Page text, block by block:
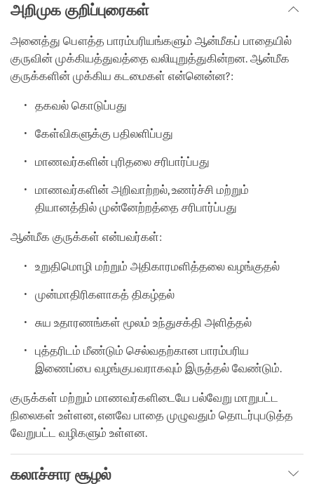
அறிமுக குறிப்புரைகள்
அனைத்து பௌத்த பாரம்பரியங்களும் ஆன்மீகப் பாதையில்
குருவின் முக்கியத்துவத்தை வலியுறுத்துகின்றன. ஆன்மீக
குருக்களின் முக்கிய கடமைகள் என்னென்ன?:
தகவல் கொடுப்பது
கேள்விகளுக்கு பதிலளிப்பது
மாணவர்களின் புரிதலை சரிபார்ப்பது
மாணவர்களின் அறிவாற்றல், உணர்ச்சி மற்றும்
தியானத்தில் முன்னேற்றத்தை சரிபார்ப்பது
ஆன்மீக குருக்கள் என்பவர்கள்:
உறுதிமொழி மற்றும் அதிகாரமளித்தலை வழங்குதல்
முன்மாதிரிகளாகத் திகழ்தல்
சுய உதாரணங்கள் மூலம் உந்துசக்தி அளித்தல்
புத்தரிடம் மீண்டும் செல்வதற்கான பாரம்பரிய
இணைப்பை வழங்குபவராகவும் இருத்தல் வேண்டும்.
குருக்கள் மற்றும் மாணவர்களிடையே பல்வேறு மாறுபட்ட
நிலைகள் உள்ளன, எனவே பாதை முழுவதும் தொடர்புபடுத்த
வேறுபட்ட வழிகளும் உள்ளன.
கலாச்சார சூழல்